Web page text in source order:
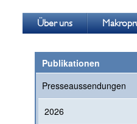
Über uns
Publikationen
Presseaussendungen
2026